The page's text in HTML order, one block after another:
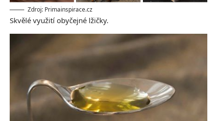
Zdroj: Primainspirace.cz
Skvělé využití obyčejné lžičky.